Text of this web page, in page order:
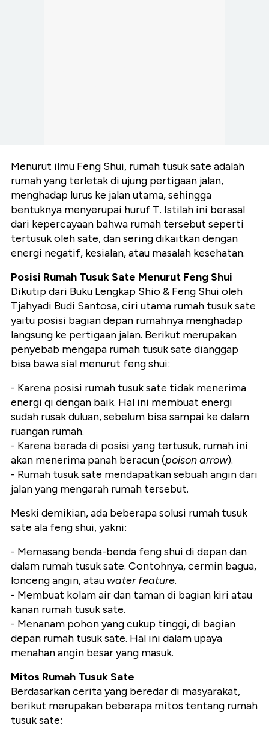
Menurut ilmu Feng Shui, rumah tusuk sate adalah
rumah yang terletak di ujung pertigaan jalan,
menghadap lurus ke jalan utama, sehingga
bentuknya menyerupai huruf T. Istilah ini berasal
dari kepercayaan bahwa rumah tersebut seperti
tertusuk oleh sate, dan sering dikaitkan dengan
energi negatif, kesialan, atau masalah kesehatan.
Posisi Rumah Tusuk Sate Menurut Feng Shui
Dikutip dari Buku Lengkap Shio & Feng Shui oleh
Tjahyadi Budi Santosa, ciri utama rumah tusuk sate
yaitu posisi bagian depan rumahnya menghadap
langsung ke pertigaan jalan. Berikut merupakan
penyebab mengapa rumah tusuk sate dianggap
bisa bawa sial menurut feng shui:
- Karena posisi rumah tusuk sate tidak menerima
energi qi dengan baik. Hal ini membuat energi
sudah rusak duluan, sebelum bisa sampai ke dalam
ruangan rumah.
- Karena berada di posisi yang tertusuk, rumah ini
akan menerima panah beracun (poison arrow).
- Rumah tusuk sate mendapatkan sebuah angin dari
jalan yang mengarah rumah tersebut.
Meski demikian, ada beberapa solusi rumah tusuk
sate ala feng shui, yakni:
- Memasang benda-benda feng shui di depan dan
dalam rumah tusuk sate. Contohnya, cermin bagua,
lonceng angin, atau water feature.
- Membuat kolam air dan taman di bagian kiri atau
kanan rumah tusuk sate.
- Menanam pohon yang cukup tinggi, di bagian
depan rumah tusuk sate. Hal ini dalam upaya
menahan angin besar yang masuk.
Mitos Rumah Tusuk Sate
Berdasarkan cerita yang beredar di masyarakat,
berikut merupakan beberapa mitos tentang rumah
tusuk sate: